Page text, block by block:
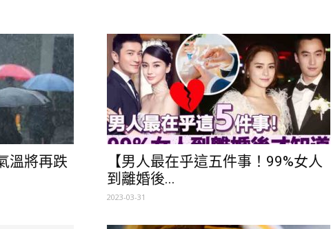
溫將再跌
【男人最在乎這五件事！99%女人
到離婚後...
2023-03-31